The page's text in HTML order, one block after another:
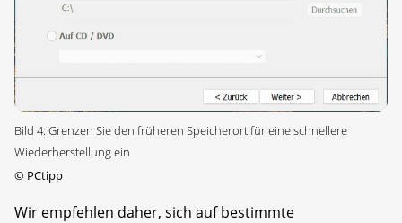
Bild 4: Grenzen Sie den früheren Speicherort für eine schnellere
Wiederherstellung ein
© PCtipp
Wir empfehlen daher, sich auf bestimmte